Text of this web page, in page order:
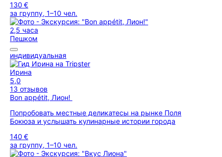
130 €
за группу, 1–10 чел.
2,5 часа
Пешком
индивидуальная
Ирина
5,0
13 отзывов
Вon appétit, Лион!
Попробовать местные деликатесы на рынке Поля
Бокюза и услышать кулинарные истории города
140 €
за группу, 1–10 чел.